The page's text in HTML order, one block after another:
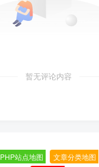
暂无评论内容
PHP站点地图 文章分类地图